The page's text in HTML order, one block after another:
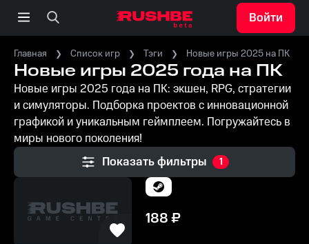
Войти
Главная Список игр Тэги Новые игры 2025 на ПК
Новые игры 2025 года на ПК
Новые игры 2025 года на ПК: экшен, RPG, стратегии
и симуляторы. Подборка проектов с инновационной
графикой и уникальным геймплеем. Погружайтесь в
миры нового поколения!
Показать фильтры
1
188₽